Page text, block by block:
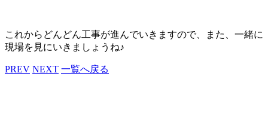
これからどんどん工事が進んでいきますので、また、一緒に
現場を見にいきましょうね♪
PREV NEXT 一覧へ戻る